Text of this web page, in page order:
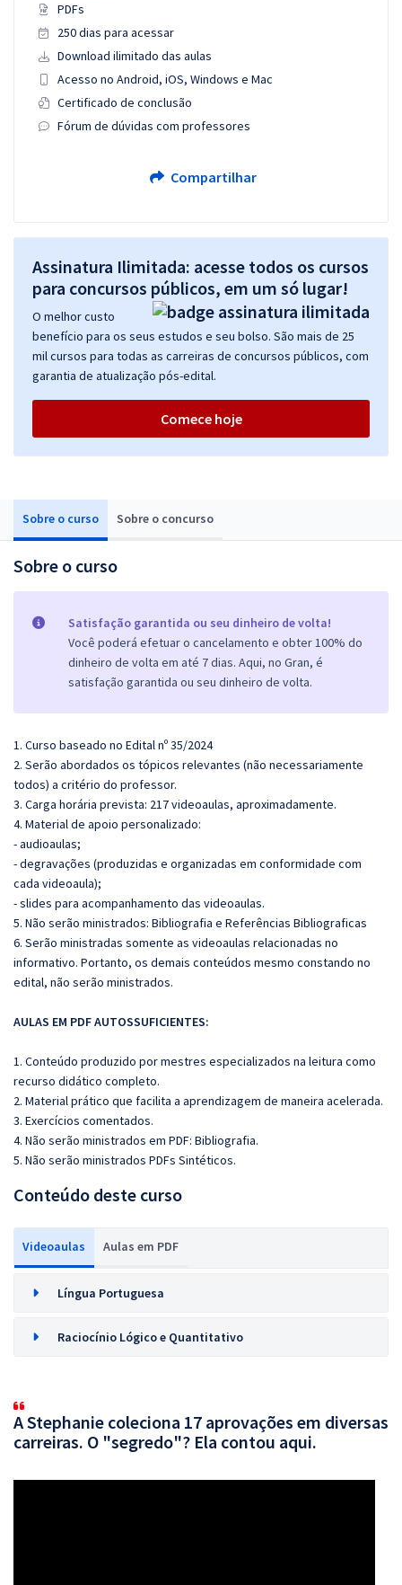
Sobre o curso Sobre o concurso
Sobre o curso
Satisfação garantida ou seu dinheiro de volta!
Você poderá efetuar o cancelamento e obter 100% do
dinheiro de volta em até 7 dias. Aqui, no Gran, é
satisfação garantida ou seu dinheiro de volta.
1. Curso baseado no Edital nº 35/2024
2. Serão abordados os tópicos relevantes (não necessariamente
todos) a critério do professor.
3. Carga horária prevista: 217 videoaulas, aproximadamente.
4. Material de apoio personalizado:
- audioaulas;
- degravações (produzidas e organizadas em conformidade com
cada videoaula);
- slides para acompanhamento das videoaulas.
5. Não serão ministrados: Bibliografia e Referências Bibliograficas
6. Serão ministradas somente as videoaulas relacionadas no
informativo. Portanto, os demais conteúdos mesmo constando no
edital, não serão ministrados.
AULAS EM PDF AUTOSSUFICIENTES:
1. Conteúdo produzido por mestres especializados na leitura como
recurso didático completo.
2. Material prático que facilita a aprendizagem de maneira acelerada.
3. Exercícios comentados.
4. Não serão ministrados em PDF: Bibliografia.
5. Não serão ministrados PDFs Sintéticos.
Conteúdo deste curso
Videoaulas Aulas em PDF
Língua Portuguesa
Raciocínio Lógico e Quantitativo
A Stephanie coleciona 17 aprovações em diversas
carreiras. O "segredo"? Ela contou aqui.
PDFs
250 dias para acessar
Download ilimitado das aulas
Acesso no Android, iOS, Windows e Mac
Certificado de conclusão
Fórum de dúvidas com professores
Compartilhar
Assinatura Ilimitada: acesse todos os cursos
para concursos públicos, em um só lugar!
O melhor custo
benefício para os seus estudos e seu bolso. São mais de 25
mil cursos para todas as carreiras de concursos públicos, com
garantia de atualização pós-edital.
Comece hoje